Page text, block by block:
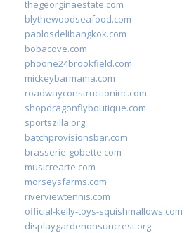
thegeorginaestate.com
blythewoodseafood.com
paolosdelibangkok.com
bobacove.com
phoone24brookfield.com
mickeybarmama.com
roadwayconstructioninc.com
shopdragonflyboutique.com
sportszilla.org
batchprovisionsbar.com
brasserie-gobette.com
musicrearte.com
morseysfarms.com
riverviewtennis.com
official-kelly-toys-squishmallows.com
displaygardenonsuncrest.org